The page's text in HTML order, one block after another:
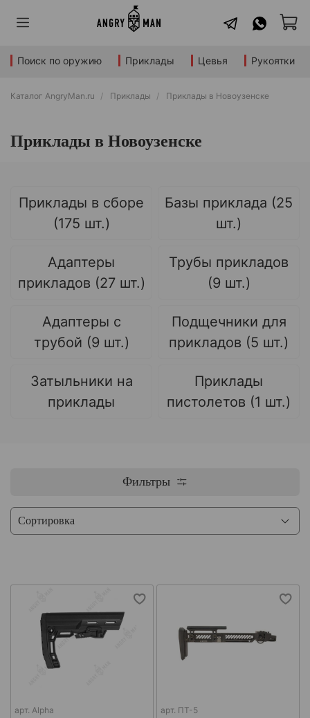
Поиск по оружию Приклады Цевья Рукоятки
Каталог AngryMan.ru Приклады Приклады в Новоузенске
Приклады в Новоузенске
Приклады в сборе
(175 шт.)
Базы приклада (25
шт.)
Адаптеры
прикладов (27 шт.)
Трубы прикладов
(9 шт.)
Адаптеры с
трубой (9 шт.)
Подщечники для
прикладов (5 шт.)
Затыльники на
приклады
Приклады
пистолетов (1 шт.)
Фильтры
арт. Alpha арт. ПТ-5